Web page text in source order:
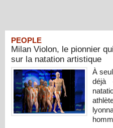
PEOPLE
Milan Violon, le pionnier
sur la natation artistique
À
déjà